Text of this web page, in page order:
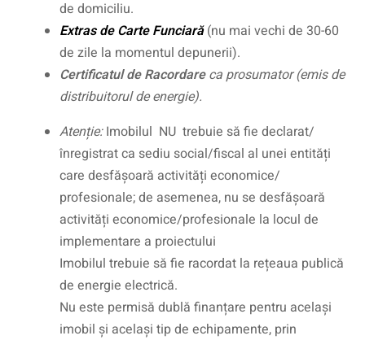
de domiciliu.
Extras de Carte Funciară(nu mai vechi de 30-60
de zile la momentul depunerii).
Certificatul de Racordareca prosumator (emis de
distribuitorul de energie).
Atenție:Imobilul NU trebuie să fie declarat/
înregistrat ca sediu social/fiscal al unei entități
care desfășoară activități economice/
profesionale; de asemenea, nu se desfășoară
activități economice/profesionale la locul de
implementare a proiectului
Imobilul trebuie să fie racordat la rețeaua publică
de energie electrică.
Nu este permisă dublă finanțare pentru același
imobil și același tip de echipamente, prin